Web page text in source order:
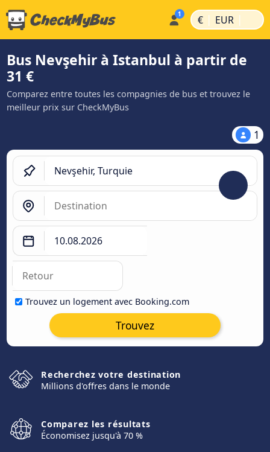
€ | EUR |
Bus Nevşehir à Istanbul à partir de
31 €
Comparez entre toutes les compagnies de bus et trouvez le
meilleur prix sur CheckMyBus
1
Trouvez un logement avec Booking.com
Trouvez
Recherchez votre destination
Millions d'offres dans le monde
Comparez les résultats
Économisez jusqu'à 70 %